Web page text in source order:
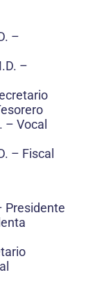
–
–
– Vocal
– Fiscal
Presidente